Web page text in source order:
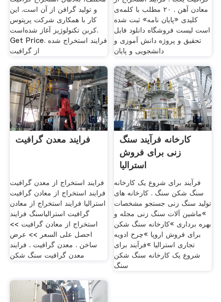
و تولید گرافن از آن است. این
کار با همکاری شرکت پرپتوس
کربن تکنولوژیز آغاز شده‌است.
Get Price. فرایند استخراج شده
از گرافیت
معادن آهن . ۲۰ مطلب با کلمه‌ی
کلیدی «پایان نامه» ثبت شده
است لیست فروشگاه دانلود فایل
تحقیق و پروژه دانش آموزی و
دانشجویی و پایان
فرایند معدن گرافیت
فرایند استخراج از معدن گرافیت
فرایند استخراج از معادن گرافیت
استرالیا فرایند استخراج از معادن
گرافیت استرالیاسنگ فرایند
استخراج از معادن گرافیت >>
احصل على السعر >> عرض
ساخن . معدن گرافیت . فرایند
معدن گرافیت سنگ شکن
کارخانه فرآیند سنگ
زنی برای فروش
استرالیا
فرآیند برای شروع یک کارخانه
سنگ شکن سنگ . کارخانه های
تولید سنگ زنی جستجو مشخصات
»ماشین آلات سنگ زنی مجله و
بهره برداری »کارخانه سنگ شکن
برای فروش اروپا »چرخ ادویه
تجاری استرالیا »فرآیند برای
شروع یک کارخانه سنگ شکن
سنگ